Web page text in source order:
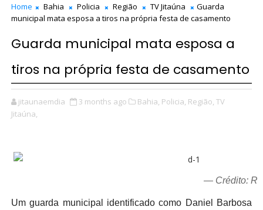
Home Bahia Policia Região TV Jitaúna
Guarda
municipal mata esposa a tiros na própria festa de casamento
Guarda municipal mata esposa a
tiros na própria festa de casamento
jitaunaemdia 3 months ago Bahia, Policia, Região, TV
Jitaúna,
— Crédito:
Um guarda municipal identificado como Daniel Barbosa